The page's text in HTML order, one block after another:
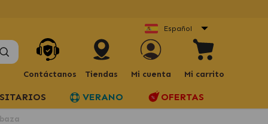
Español
Contáctanos Tiendas Mi cuenta Mi carrito
VERANO OFERTAS